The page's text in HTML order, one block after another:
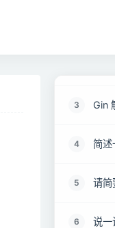
3 Gin
4 简述
5 请简
6 说一